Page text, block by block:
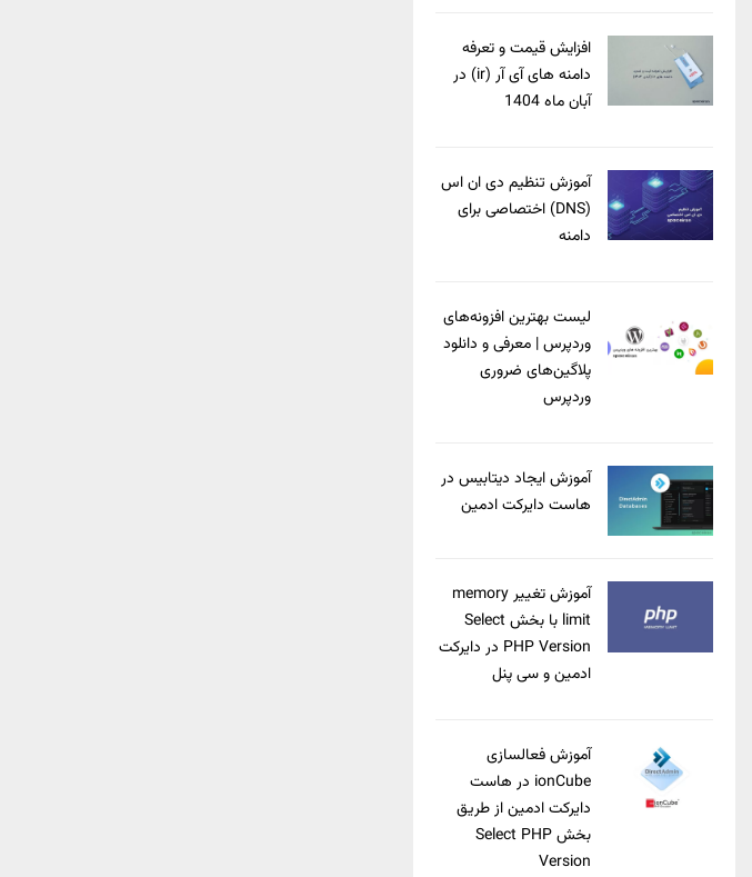
افزایش قیمت و تعرفه
دامنه های آی آر (ir) در
آبان ماه 1404
آموزش تنظیم دی ان اس
(DNS) اختصاصی برای
دامنه
لیست بهترین افزونه‌های
وردپرس | معرفی و دانلود
پلاگین‌های ضروری
وردپرس
آموزش ایجاد دیتابیس در
هاست دایرکت ادمین
آموزش تغییر memory
limit با بخش Select
PHP Version در دایرکت
ادمین و سی پنل
آموزش فعالسازی
ionCube در هاست
دایرکت ادمین از طریق
بخش Select PHP
Version